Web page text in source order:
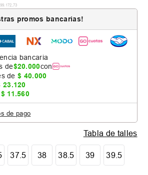
99 172 73
promos bancarias!
bancaria
de$20.000con
de$ 40.000
23.120
$ 11.560
de pago
37.5 38 38.5 39 39.5
Tabla de talles